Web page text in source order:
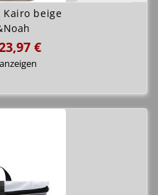
Kairo beige
€